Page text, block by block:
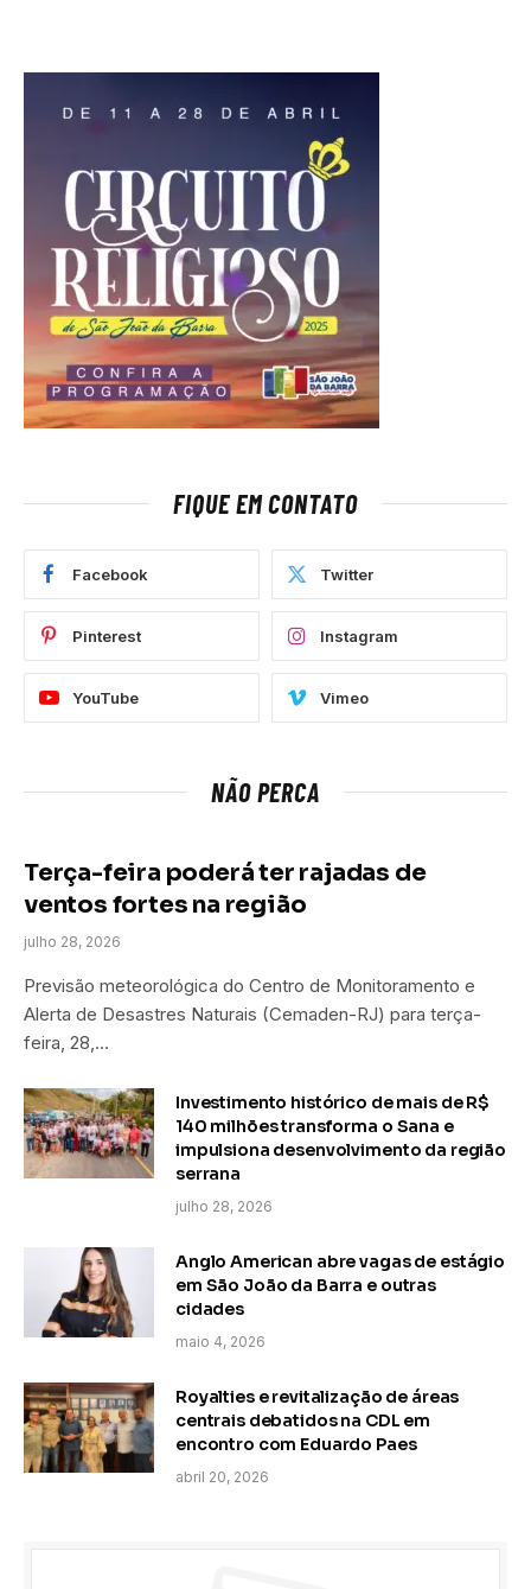
FIQUE EM CONTATO
Facebook Twitter
Pinterest Instagram
YouTube Vimeo
NÃO PERCA
Terça-feira poderá ter rajadas de
ventos fortes na região
julho 28, 2026
Previsão meteorológica do Centro de Monitoramento e
Alerta de Desastres Naturais (Cemaden-RJ) para terça-
feira, 28,…
Investimento histórico de mais de R$
140 milhões transforma o Sana e
impulsiona desenvolvimento da região
serrana
julho 28, 2026
Anglo American abre vagas de estágio
em São João da Barra e outras
cidades
maio 4, 2026
Royalties e revitalização de áreas
centrais debatidos na CDL em
encontro com Eduardo Paes
abril 20, 2026